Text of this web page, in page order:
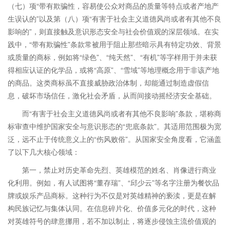
（七）项“带有欺骗性，容易使公众对商品的质量等特点或者产地产
生误认的”以及第（八）项“有害于社会主义道德风尚或者有其他不良
影响的”，则直接触及意识形态安全与社会价值观的深层领域。在实
践中，“带有欺骗性”条款常被用于阻止那些暗示具有特定功效、背景
或质量的商标，例如将“绿色”、“纯天然”、“有机”等字样用于并未获
得相应认证的化学品，或将“高原”、“雪域”等地理概念用于非该产地
的商品。这类商标虽不直接威胁政治体制，却能通过制造虚假信
息，破坏市场信任，激化社会矛盾，从而间接动摇经济安全基础。
而“有害于社会主义道德风尚或者有其他不良影响”条款，堪称商
标审查中维护国家安全与意识形态的“兜底条款”。其适用范围极为宽
泛，远不止于传统意义上的“伤风败俗”。从国家安全角度看，它涵盖
了以下几大核心领域：
第一，禁止对历史革命先烈、英雄模范的姓名、肖像进行商业
化利用。例如，有人试图将“董存瑞”、“邱少云”等名字注册为餐饮品
牌或娱乐产品商标。这种行为不仅是对英雄精神的亵渎，更是在解
构民族记忆与集体认同。在信息碎片化、价值多元化的时代，这种
对英雄符号的肆意挪用，若不加以制止，将逐步侵蚀主流价值观的